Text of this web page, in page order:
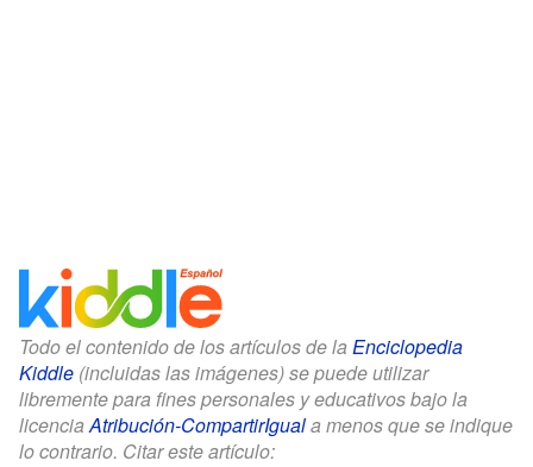
Todo el contenido de los artículos de la Enciclopedia
Kiddle (incluidas las imágenes) se puede utilizar
libremente para fines personales y educativos bajo la
licenciaAtribución-CompartirIguala menos que se indique
lo contrario. Citar este artículo: